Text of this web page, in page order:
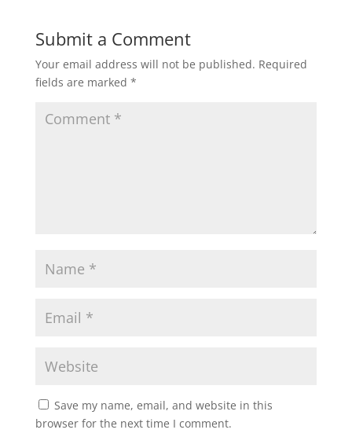
Submit a Comment
Your email address will not be published. Required
fields are marked *
Save my name, email, and website in this
browser for the next time I comment.